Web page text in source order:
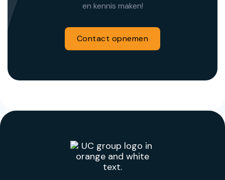
en kennis maken!
Contact opnemen